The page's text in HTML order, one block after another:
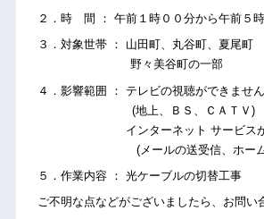
２．時 間 ： 午前１時００分から午前５
３．対象世帯 ： 山田町、丸谷町、夏尾町
野々美谷町の一部
４．影響範囲 ： テレビの視聴ができません
(地上、ＢＳ、ＣＡＴＶ)
インターネット サービスが利
(メールの送受信、ホームペ
５．作業内容 ： 光ケーブルの切替工事
ご不明な点などがございましたら、お問い